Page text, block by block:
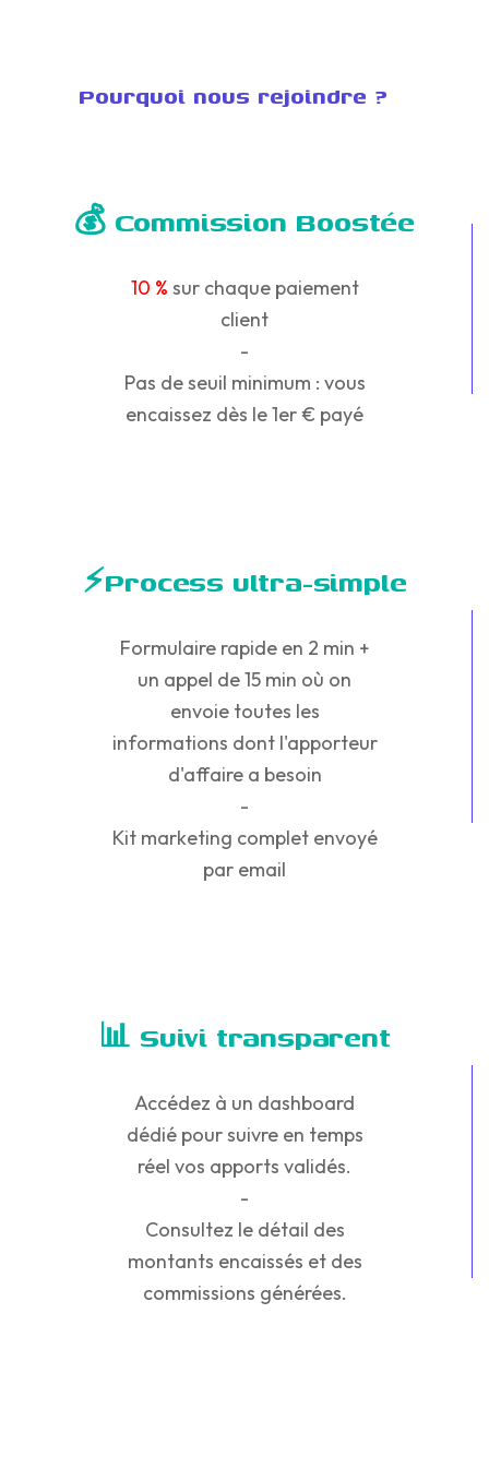
Pourquoi nous rejoindre ?
💰 Commission Boostée
10 % sur chaque paiement
client
-
Pas de seuil minimum : vous
encaissez dès le 1er € payé
⚡Process ultra-simple
Formulaire rapide en 2 min +
un appel de 15 min où on
envoie toutes les
informations dont l'apporteur
d'affaire a besoin
‍-
Kit marketing complet envoyé
par email
📊 Suivi transparent
Accédez à un dashboard
dédié pour suivre en temps
réel vos apports validés.
-
Consultez le détail des
montants encaissés et des
commissions générées.